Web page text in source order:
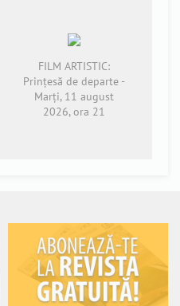
FILM ARTISTIC:
Prințesă de departe -
Marți, 11 august
2026, ora 21